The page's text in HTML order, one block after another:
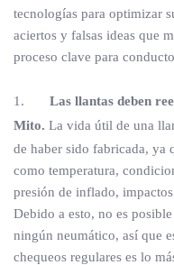
tecnologías para optimizar
aciertos y falsas ideas que
proceso clave para
1. Las llantas deben
Mito. La vida útil de una
de haber sido fabricada, ya
como temperatura,
presión de inflado,
Debido a esto, no es
ningún neumático, así que
chequeos regulares es lo